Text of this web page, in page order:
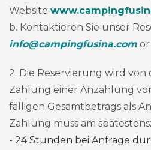
Website
b. Kontaktieren Sie unser
info@campingfusina.com or
2. Die Reservierung wird von
Zahlung einer Anzahlung
fälligen Gesamtbetrags als
Zahlung muss am spätestens:
- 24 Stunden bei Anfrage